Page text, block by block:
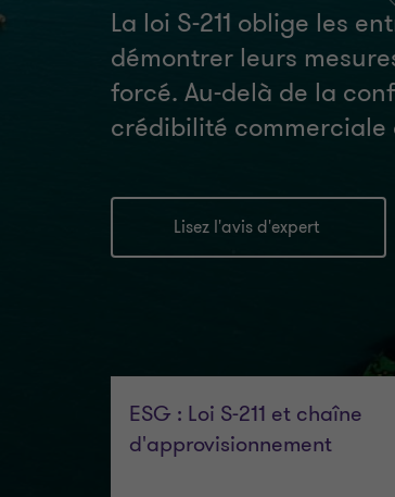
La loi S-211 oblige les
démontrer leurs
forcé. Au-delà de la
crédibilité commerciale
Lisez l'avis d'expert
ESG : Loi S-211 et chaîne
d'approvisionnement